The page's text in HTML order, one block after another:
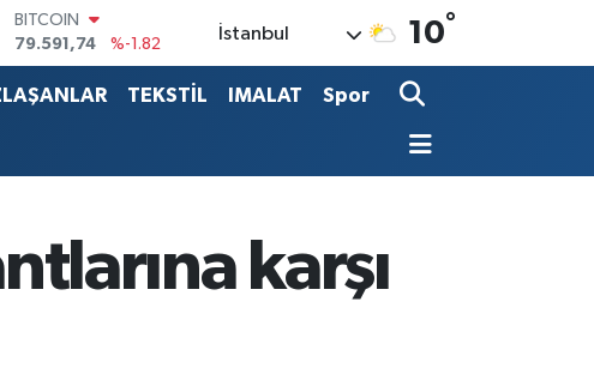
BITCOIN
79.591,74
%-1.82
45,43620
%0.02
EURO
61,60380
%0.18
BİST100
14.598,00
%0
İstanbul 10°
TEKSTİL IMALAT Spor
karşı